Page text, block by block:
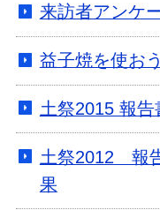
来訪者アンケ
益子焼を使お
土祭2015 報
土祭2012 報
果